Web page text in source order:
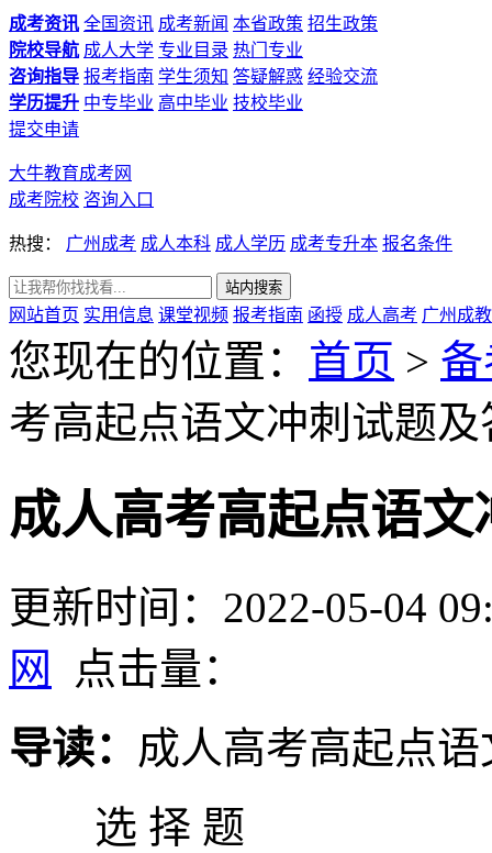
成考资讯 全国资讯 成考新闻 本省政策 招生政策
院校导航 成人大学 专业目录 热门专业
咨询指导 报考指南 学生须知 答疑解惑 经验交流
学历提升 中专毕业 高中毕业 技校毕业
提交申请
大牛教育成考网
成考院校 咨询入口
热搜： 广州成考 成人本科 成人学历 成考专升本 报名条件
网站首页 实用信息 课堂视频 报考指南 函授 成人高考 广州成教
您现在的位置： 首页 >
考高起点语文冲刺试题
成人高考高起点语
更新时间：2022-05-04
网
点击量：
导读： 成人高考高起点
选 择 题